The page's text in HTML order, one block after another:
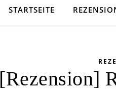
STARTSEITE
[Rezension]